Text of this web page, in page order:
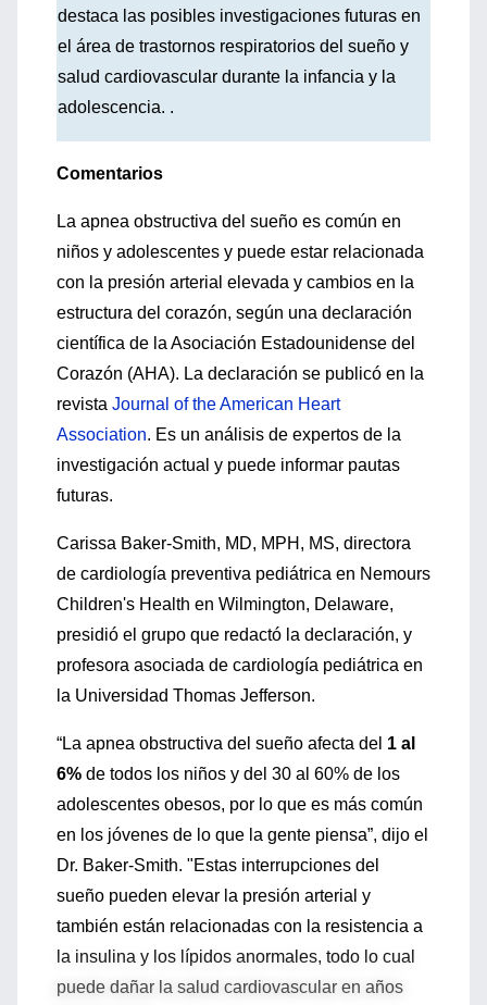
destaca las posibles investigaciones futuras en
el área de trastornos respiratorios del sueño y
salud cardiovascular durante la infancia y la
adolescencia. .
Comentarios
La apnea obstructiva del sueño es común en
niños y adolescentes y puede estar relacionada
con la presión arterial elevada y cambios en la
estructura del corazón, según una declaración
científica de la Asociación Estadounidense del
Corazón (AHA). La declaración se publicó en la
revista Journal of the American Heart
Association. Es un análisis de expertos de la
investigación actual y puede informar pautas
futuras.
Carissa Baker-Smith, MD, MPH, MS, directora
de cardiología preventiva pediátrica en Nemours
Children's Health en Wilmington, Delaware,
presidió el grupo que redactó la declaración, y
profesora asociada de cardiología pediátrica en
la Universidad Thomas Jefferson.
“La apnea obstructiva del sueño afecta del 1 al
6% de todos los niños y del 30 al 60% de los
adolescentes obesos, por lo que es más común
en los jóvenes de lo que la gente piensa”, dijo el
Dr. Baker-Smith. "Estas interrupciones del
sueño pueden elevar la presión arterial y
también están relacionadas con la resistencia a
la insulina y los lípidos anormales, todo lo cual
puede dañar la salud cardiovascular en años